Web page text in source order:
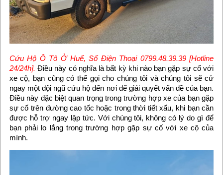
Cứu Hộ Ô Tô Ở Huế, Số Điện Thoại 0799.48.39.39 [Hotline
24/24h]. Điều này có nghĩa là bất kỳ khi nào bạn gặp sự cố với
xe cộ, bạn cũng có thể gọi cho chúng tôi và chúng tôi sẽ cử
ngay một đội ngũ cứu hộ đến nơi để giải quyết vấn đề của bạn.
Điều này đặc biệt quan trọng trong trường hợp xe của bạn gặp
sự cố trên đường cao tốc hoặc trong thời tiết xấu, khi bạn cần
được hỗ trợ ngay lập tức. Với chúng tôi, không có lý do gì để
bạn phải lo lắng trong trường hợp gặp sự cố với xe cộ của
mình.